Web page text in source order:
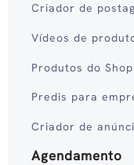
Criador de
Vídeos de
Produtos do
Predis para
Criador de
Agendamento